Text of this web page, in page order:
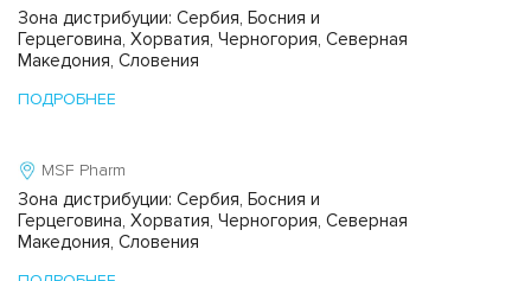
Зона дистрибуции: Сербия, Босния и
Герцеговина, Хорватия, Черногория, Северная
Македония, Словения
ПОДРОБНЕЕ
MSF Pharm
Зона дистрибуции: Сербия, Босния и
Герцеговина, Хорватия, Черногория, Северная
Македония, Словения